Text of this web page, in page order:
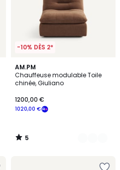
-10% DÈS 2*
AM.PM
Chauffeuse modulable Toile
chinée, Giuliano
1020,00 €
1200,00 €
5
/
5
7
Couleurs
5
/